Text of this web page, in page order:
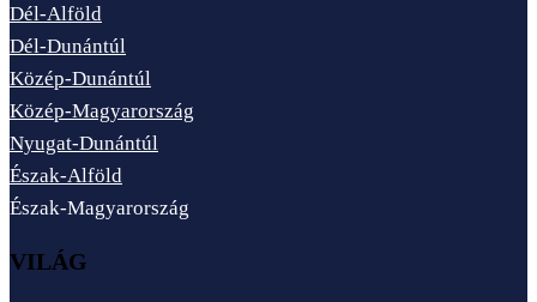
Dél-Alföld
Dél-Dunántúl
Közép-Dunántúl
Közép-Magyarország
Nyugat-Dunántúl
Észak-Alföld
Észak-Magyarország
VILÁG